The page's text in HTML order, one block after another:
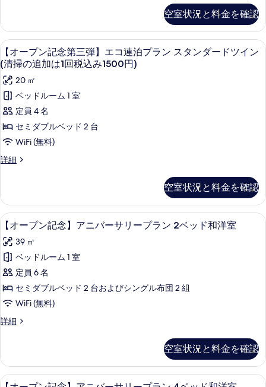
洋
室
(清
掃
の
追
加
は
1
回
み
1500
円)
の
す
べ
て
の
写
を
表
和
室
(清
掃
の
追
加
は
回
税
込
み
の
詳
細
コ
連
泊
プ
ラ
ン
2
ベ
ッ
ド
洋
室
(清
掃
の
追
加
は
1
込
み
記
念
第
三
弾】
エ
コ
連
泊
プ
ン
2
ベ
和
室
(清
掃
の
追
加
は
回
税
込
円)
詳
空室状況と料金を確認
【オ
ー
プ
ン
記
念
第
三
コ
連
泊
プ
ラ
ン
ス
タ
ン
ド
羽毛の掛け布団、デスク、ノートパ
11
【オープン記念第三弾】エコ連泊プラン スタンダードツイン
(清掃の追加は1回税込み1500円)
20 ㎡
ベッドルーム 1 室
定員 4 名
セミダブルベッド 2 台
WiFi (無料)
詳細
【オ
記
念
第
弾】
エ
コ
連
泊
プ
ラ
ン
ダ
ー
ド
空室状況と料金を確認
【オ
ー
プ
ン
記
念】
ニ
ー
サ
羽毛の掛け布団、デスク、ノートパ
12
【オープン記念】アニバーサリープラン 2ベッド和洋室
39 ㎡
ベッドルーム 1 室
定員 6 名
セミダブルベッド 2 台およびシングル布団 2 組
WiFi (無料)
詳細
【オ
記
念】
ア
空室状況と料金を確認
【オ
羽毛の掛け布団、デスク、ノートパ
7